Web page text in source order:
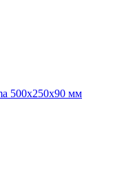
500х250х90 мм